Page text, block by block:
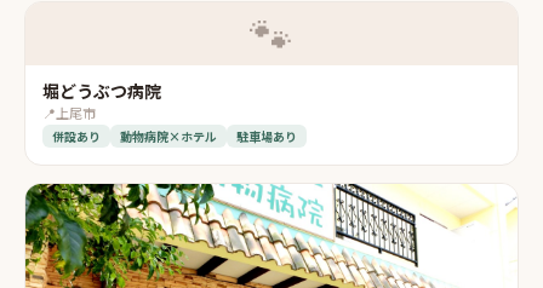
🐾
堀どうぶつ病院
📍 上尾市
併設あり 動物病院×ホテル 駐車場あり